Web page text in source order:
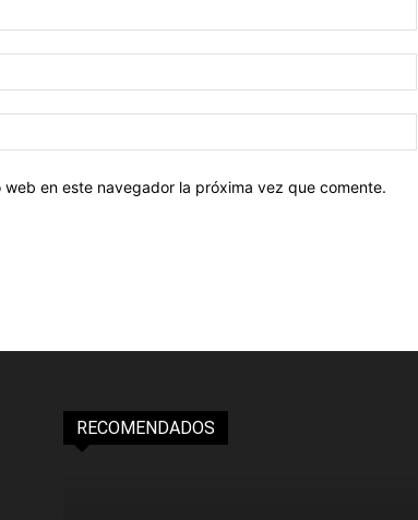
en este navegador la próxima vez que comente.
RECOMENDADOS